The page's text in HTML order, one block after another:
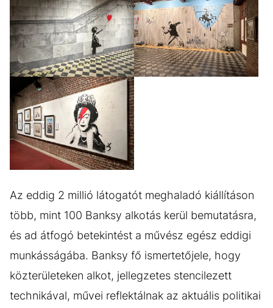
(3)
Az eddig 2 millió látogatót meghaladó kiállításon
több, mint 100 Banksy alkotás kerül bemutatásra,
és ad átfogó betekintést a művész egész eddigi
munkásságába. Banksy fő ismertetőjele, hogy
közterületeken alkot, jellegzetes stencilezett
technikával, művei reflektálnak az aktuális politikai